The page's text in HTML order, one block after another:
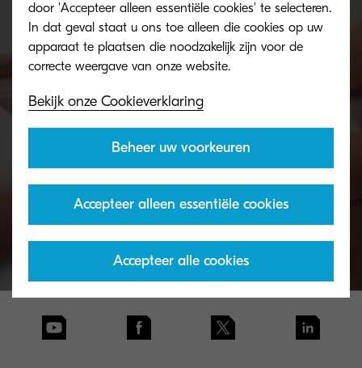
Meer informatie nodig?
Ons service team beantwoordt graag al uw
vragen.
Contacteer ons
door 'Accepteer alleen essentiële cookies' te selecteren.
In dat geval staat u ons toe alleen die cookies op uw
apparaat te plaatsen die noodzakelijk zijn voor de
Bekijk onze Cookieverklaring
Beheer uw voorkeuren
Accepteer alleen essentiële cookies
Accepteer alle cookies